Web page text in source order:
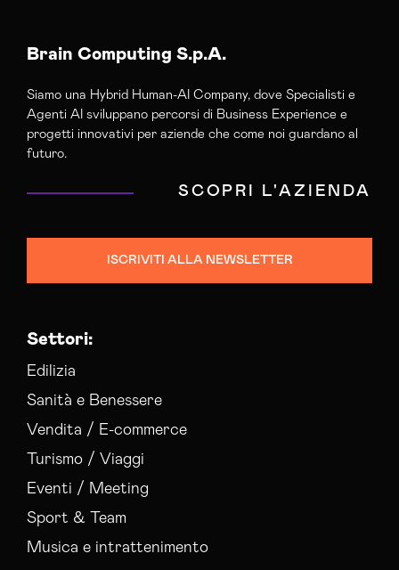
Brain Computing S.p.A.
Siamo una Hybrid Human-AI Company, dove Specialisti e
Agenti AI sviluppano percorsi di Business Experience e
progetti innovativi per aziende che come noi guardano al
futuro.
SCOPRI L'AZIENDA
ISCRIVITI ALLA NEWSLETTER
Settori:
Edilizia
Sanità e Benessere
Vendita / E-commerce
Turismo / Viaggi
Eventi / Meeting
Sport & Team
Musica e intrattenimento